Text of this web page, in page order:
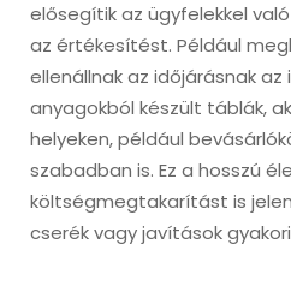
elősegítik az ügyfelekkel
az értékesítést. Például
ellenállnak az időjárásnak az
anyagokból készült táblák,
helyeken, például
szabadban is. Ez a hosszú
költségmegtakarítást is
cserék vagy javítások